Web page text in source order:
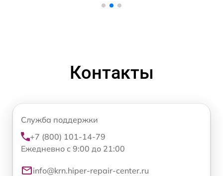
Контакты
Служба поддержки
+7 (800) 101-14-79
Ежедневно с 9:00 до 21:00
info@krn.hiper-repair-center.ru